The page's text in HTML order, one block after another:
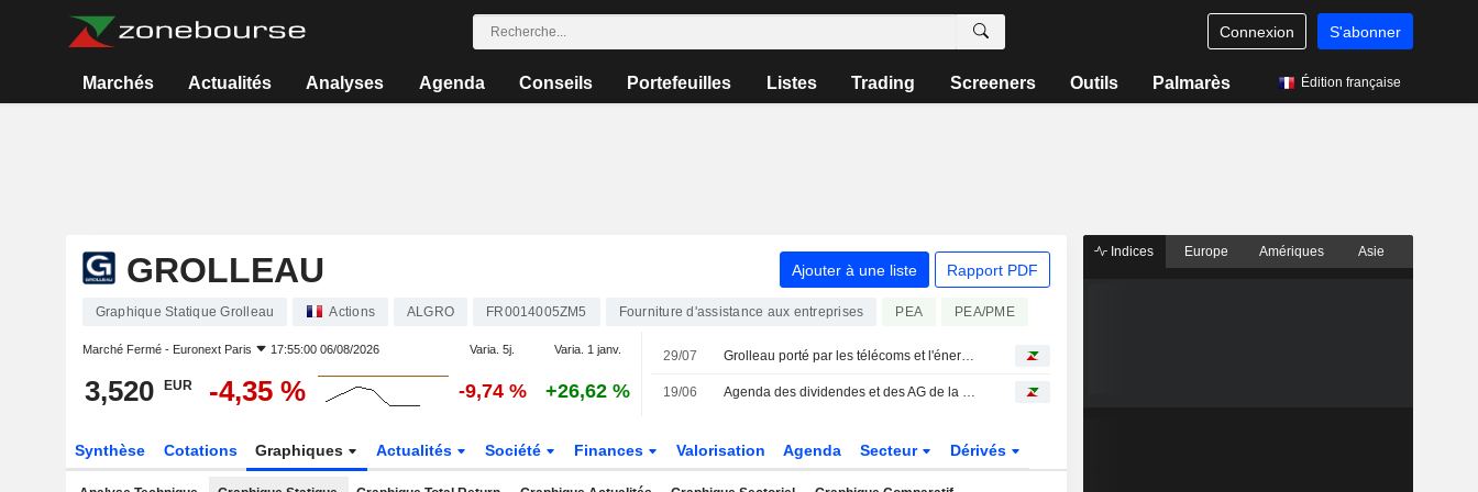
Connexion S'abonner
Marchés Actualités Analyses Agenda Conseils Portefeuilles Listes Trading Screeners Outils Palmarès Édition française
GROLLEAU Ajouter à une liste Rapport PDF
Graphique Statique Grolleau Actions ALGRO FR0014005ZM5 Fourniture d'assistance aux entreprises PEA PEA/PME
Marché Fermé - Euronext Paris 17:55:00 06/08/2026 Varia. 5j. Varia. 1 janv.
3,520 EUR -4,35 % -9,74 % +26,62 %
29/07 Grolleau porté par les télécoms et l'énergie
19/06 Agenda des dividendes et des AG de la semaine : session dividendes pour la galaxie Bolloré
Synthèse Cotations Graphiques Actualités Société Finances Valorisation Agenda Secteur Dérivés
Indices Europe Amériques Asie